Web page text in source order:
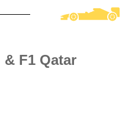
F1 Qatar